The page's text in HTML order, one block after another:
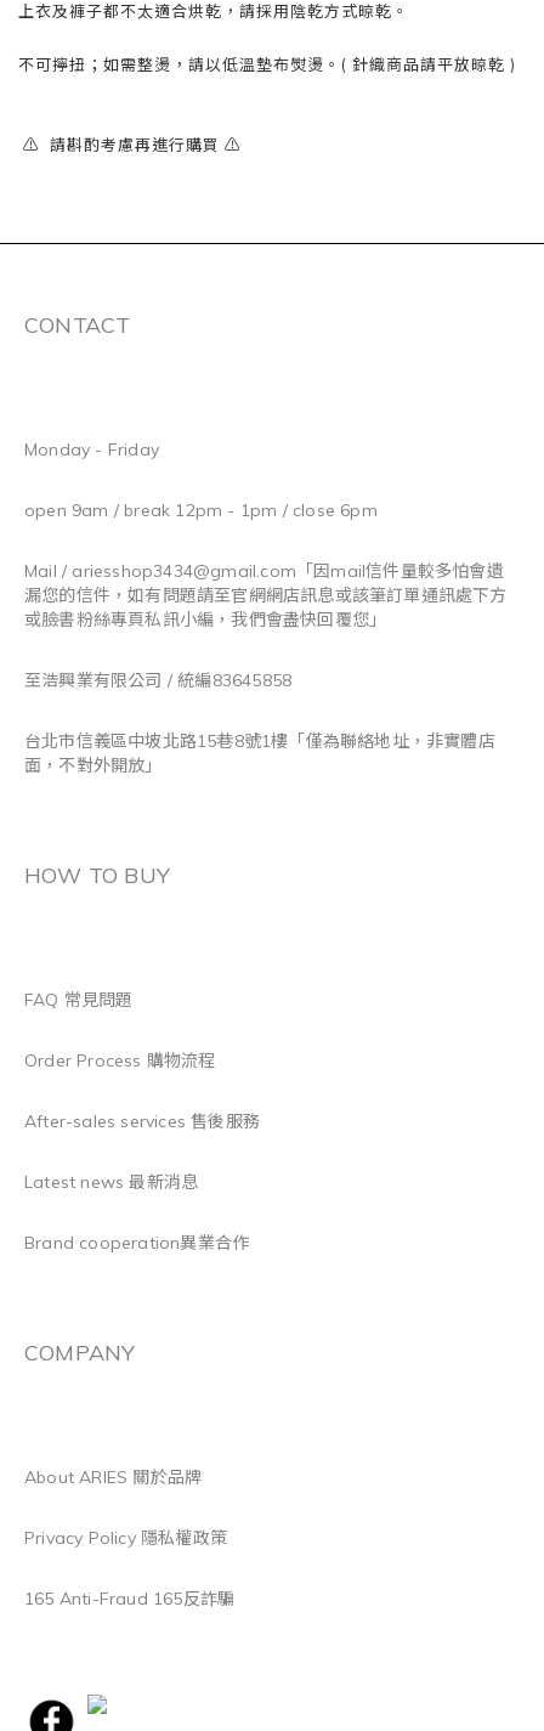
上衣及褲子都不太適合烘乾，請採用陰乾方式晾乾。
不可擰扭；如需整燙，請以低溫墊布熨燙。( 針織商品請平放晾乾 )
⚠️ 請斟酌考慮再進行購買 ⚠️
CONTACT
Monday - Friday
open 9am / break 12pm - 1pm / close 6pm
Mail / ariesshop3434@gmail.com 「因mail信件量較多怕會遺
漏您的信件，如有問題請至官網網店訊息或該筆訂單通訊處下方
或臉書粉絲專頁私訊小編，我們會盡快回覆您」
至浩興業有限公司 / 統編83645858
台北市信義區中坡北路15巷8號1樓「僅為聯絡地址，非實體店
面，不對外開放」
HOW TO BUY
FAQ 常見問題
Order Process 購物流程
After-sales services 售後服務
Latest news 最新消息
Brand cooperation異業合作
COMPANY
About ARIES 關於品牌
Privacy Policy 隱私權政策
165 Anti-Fraud 165反詐騙